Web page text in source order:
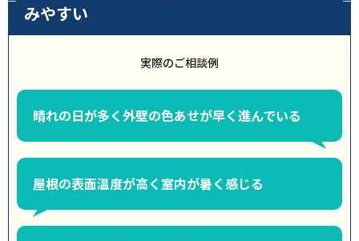
みやすい
実際のご相談例
晴れの日が多く外壁の色あせが早く進んでいる
屋根の表面温度が高く室内が暑く感じる